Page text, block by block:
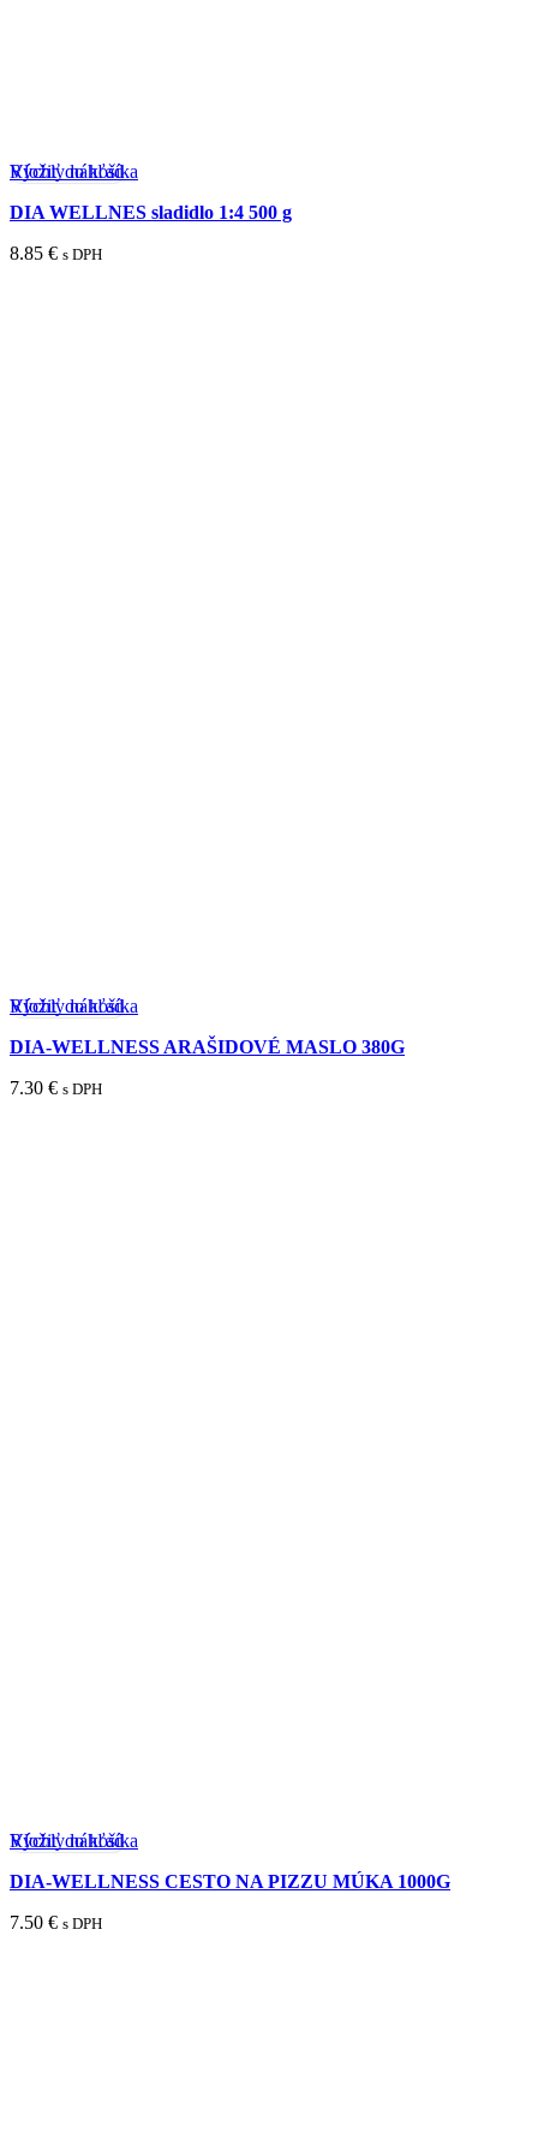
Rýchly náhľad
Vložiť do košíka
DIA WELLNES sladidlo 1:4 500 g
8.85 € s DPH
Rýchly náhľad
Vložiť do košíka
DIA-WELLNESS ARAŠIDOVÉ MASLO 380G
7.30 € s DPH
Rýchly náhľad
Vložiť do košíka
DIA-WELLNESS CESTO NA PIZZU MÚKA 1000G
7.50 € s DPH